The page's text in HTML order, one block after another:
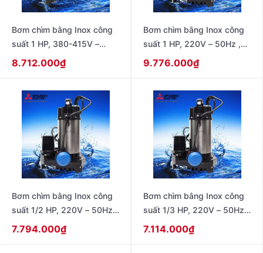
Bơm chìm bằng Inox công
suất 1 HP, 380-415V –
50Hz , không có phao
8.712.000₫
Bơm chìm bằng Inox công
suất 1 HP, 220V – 50Hz ,
loại có phao dạng dây
9.776.000₫
Bơm chìm bằng Inox công
suất 1/2 HP, 220V – 50Hz ,
loại có phao dạng dây
7.794.000₫
Bơm chìm bằng Inox công
suất 1/3 HP, 220V – 50Hz ,
loại có phao dạng dây
7.114.000₫